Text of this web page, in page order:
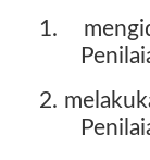
1.
2.